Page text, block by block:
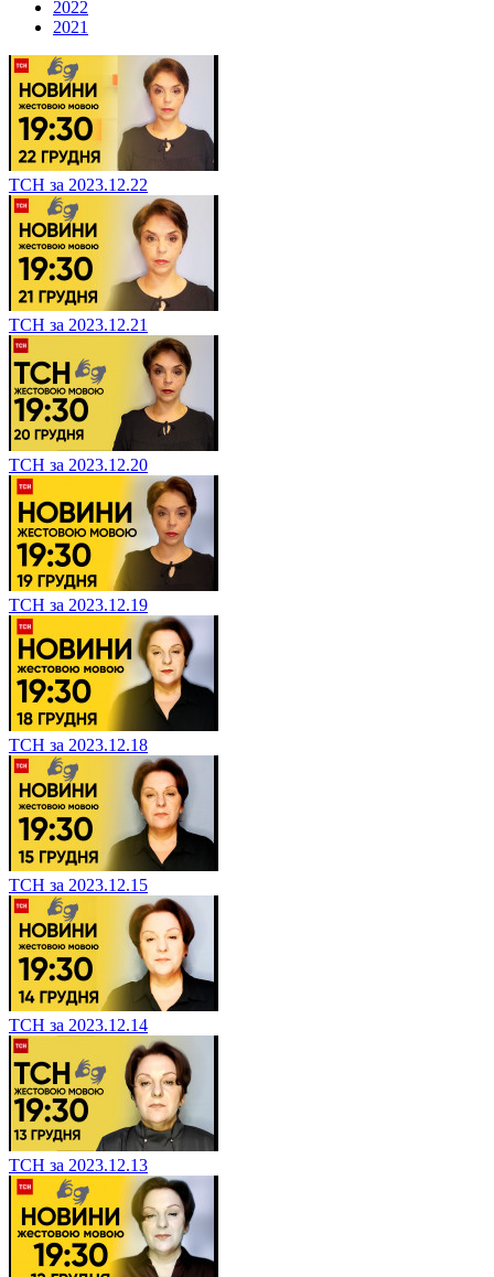
2022
2021
ТСН за 2023.12.22
ТСН за 2023.12.21
ТСН за 2023.12.20
ТСН за 2023.12.19
ТСН за 2023.12.18
ТСН за 2023.12.15
ТСН за 2023.12.14
ТСН за 2023.12.13